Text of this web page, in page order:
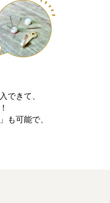
も可能で、
できて、